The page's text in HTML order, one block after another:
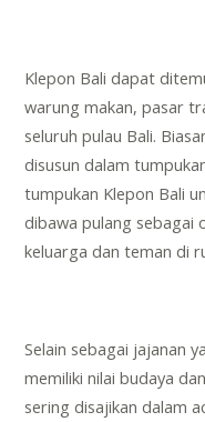
Klepon Bali dapat
warung makan, pasar
seluruh pulau Bali.
disusun dalam
tumpukan Klepon Bali
dibawa pulang sebagai
keluarga dan teman di
Selain sebagai jajanan
memiliki nilai budaya
sering disajikan dalam